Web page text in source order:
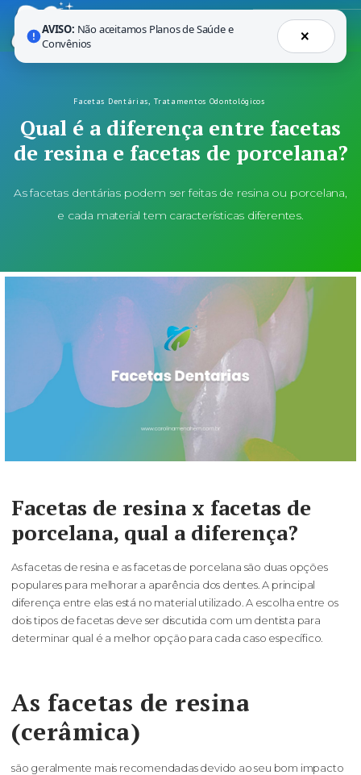
Facetas Dentárias,Tratamentos Odontológicos
Qual é a diferença entre facetas
de resina e facetas de porcelana?
As facetas dentárias podem ser feitas de resina ou porcelana,
e cada material tem características diferentes.
Facetas de resina x facetas de
porcelana, qual a diferença?
As facetas de resina e as facetas de porcelana são duas opções
populares para melhorar a aparência dos dentes. A principal
diferença entre elas está no material utilizado. A escolha entre os
dois tipos de facetas deve ser discutida com um dentista para
determinar qual é a melhor opção para cada caso específico.
As facetas de resina
(cerâmica)
são geralmente mais recomendadas devido ao seu bom impacto
AVISO: Não aceitamos Planos de Saúde e
Convênios
×